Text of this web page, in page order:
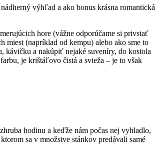
výhľad a ako bonus krásna romantická
hore (vážne odporúčame si privstať
(napríklad od kempu) alebo ako sme to
kávičku a nakúpiť nejaké suveníry, do kostola
je krištáľovo čistá a svieža – je to však
hodinu a keďže nám počas nej vyhladlo,
sa v množstve stánkov predávali samé